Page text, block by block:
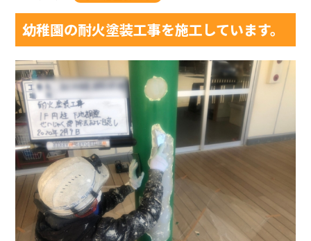
幼稚園の耐火塗装工事を施工しています。